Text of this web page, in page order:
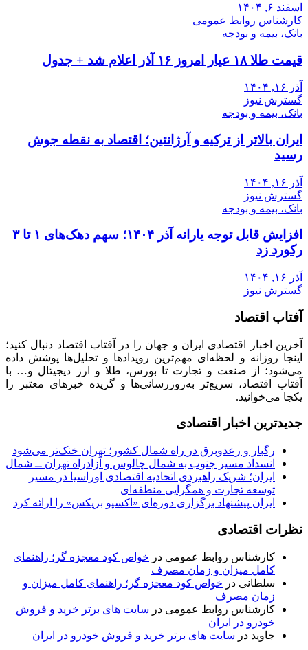
اسفند ۶, ۱۴۰۴
کارشناس روابط عمومی
بانک، بیمه و بودجه
قیمت طلا ۱۸ عیار امروز ۱۶ آذر اعلام شد + جدول
آذر ۱۶, ۱۴۰۴
گسترش نیوز
بانک، بیمه و بودجه
ایران بالاتر از ترکیه و آرژانتین؛ اقتصاد به نقطه جوش
رسید
آذر ۱۶, ۱۴۰۴
گسترش نیوز
بانک، بیمه و بودجه
افزایش قابل توجه یارانه آذر ۱۴۰۴؛ سهم دهک‌های ۱ تا ۳
رکورد زد
آذر ۱۶, ۱۴۰۴
گسترش نیوز
آفتاب اقتصاد
آخرین اخبار اقتصادی ایران و جهان را در آفتاب اقتصاد دنبال کنید؛
اینجا روزانه و لحظه‌ای مهم‌ترین رویدادها و تحلیل‌ها پوشش داده
می‌شود؛ از صنعت و تجارت تا بورس، طلا و ارز دیجیتال و… با
آفتاب اقتصاد، سریع‌تر به‌روزرسانی‌ها و گزیده خبرهای معتبر را
یکجا می‌خوانید.
جدیدترین اخبار اقتصادی
رگبار و رعدوبرق در راه شمال کشور؛ تهران خنک‌تر می‌شود
انسداد مسیر جنوب به شمال چالوس و آزادراه تهران ــ شمال
ایران؛ شریک راهبردی اتحادیه اقتصادی اوراسیا در مسیر
توسعه تجارت و همگرایی منطقه‌ای
ایران پیشنهاد برگزاری دوره‌ای «اکسپو بریکس» را ارائه کرد
نظرات اقتصادی
کارشناس روابط عمومی در خواص کود معجزه گر؛ راهنمای
کامل میزان و زمان مصرف
سلطانی در خواص کود معجزه گر؛ راهنمای کامل میزان و
زمان مصرف
کارشناس روابط عمومی در سایت های برتر خرید و فروش
خودرو در ایران
جاوید در سایت های برتر خرید و فروش خودرو در ایران